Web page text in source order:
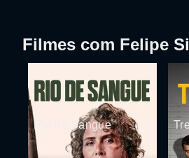
Filmes com Felipe
Rio de Sangue